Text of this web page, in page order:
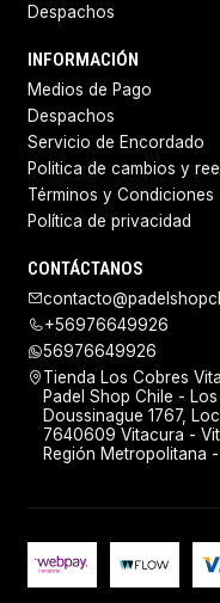
Despachos
INFORMACIÓN
Medios de Pago
Despachos
Servicio de Encordado
Politica de cambios y
Términos y Condiciones
Política de privacidad
CONTÁCTANOS
+56976649926
56976649926
Tienda Los Cobres
Padel Shop Chile -
Doussinague 1767,
7640609 Vitacura -
Región Metropolitana